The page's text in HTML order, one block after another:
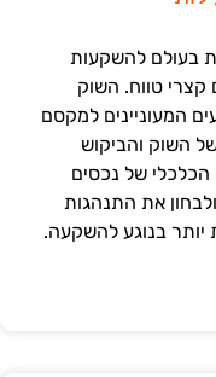
בעולם להשקעות
טווח. השוק
המעוניינים למקסם
השוק והביקוש
הכלכלי של נכסים
את התנהגות
בנוגע להשקעה.